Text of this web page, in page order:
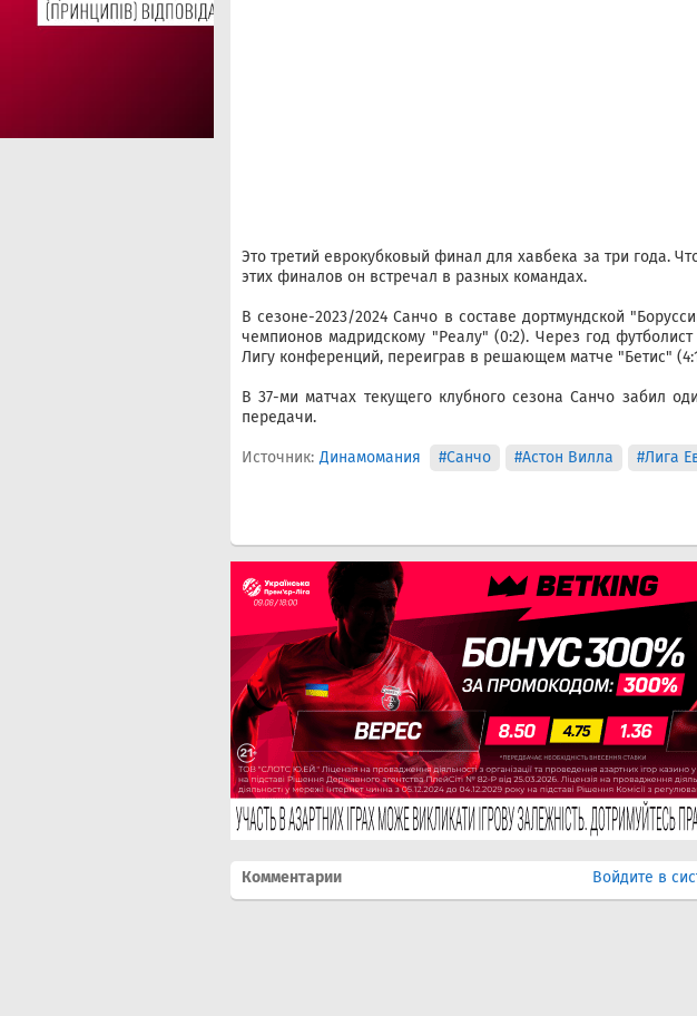
Это третий еврокубковый финал для хавбека за три года.
этих финалов он встречал в разных командах.
В сезоне-2023/2024 Санчо в составе дортмундской
чемпионов мадридскому "Реалу" (0:2). Через год
Лигу конференций, переиграв в решающем матче "Бетис"
В 37-ми матчах текущего клубного сезона Санчо забил
передачи.
Источник: Динамомания #Санчо #Астон Вилла #Лига
Комментарии Войдите в